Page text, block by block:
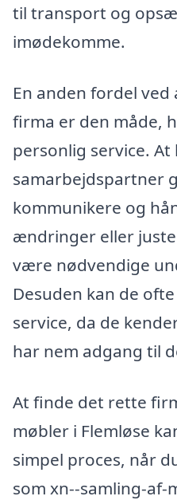
til transport og
imødekomme.
En anden fordel
firma er den måde,
personlig service. At
samarbejdspartner
kommunikere og
ændringer eller
være nødvendige
Desuden kan de
service, da de
har nem adgang til
At finde det rette
møbler i Flemløse
simpel proces, når
som xn--samling-af-